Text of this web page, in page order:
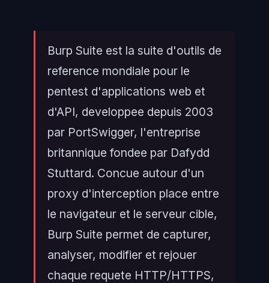
Burp Suite est la suite d'outils de
reference mondiale pour le
pentest d'applications web et
d'API, developpee depuis 2003
par PortSwigger, l'entreprise
britannique fondee par Dafydd
Stuttard. Concue autour d'un
proxy d'interception place entre
le navigateur et le serveur cible,
Burp Suite permet de capturer,
analyser, modifier et rejouer
chaque requete HTTP/HTTPS,